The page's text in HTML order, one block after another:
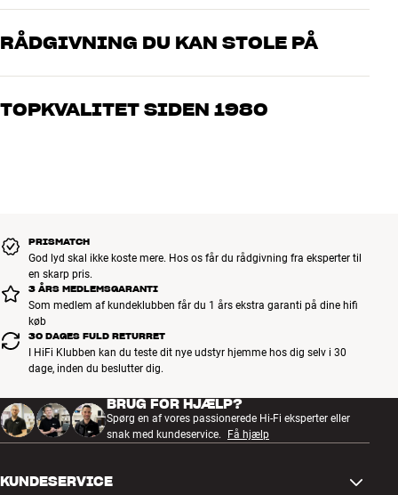
Opladerstand + 1 meter kabel + USB lader
Blister pakket
Kompakt design
RÅDGIVNING DU KAN STOLE PÅ
Vores medarbejdere er ægte entusiaster, som kender produkterne
os, hvad du drømmer om – så finder vi den løsning, der passer
TOPKVALITET SIDEN 1980
PRISMATCH
God lyd skal ikke koste mere. Hos os får du rådgivning fra eksperter til
en skarp pris.
3 ÅRS MEDLEMSGARANTI
Som medlem af kundeklubben får du 1 års ekstra garanti på dine hifi
køb
30 DAGES FULD RETURRET
I HiFi Klubben kan du teste dit nye udstyr hjemme hos dig selv i 30
dage, inden du beslutter dig.
BRUG FOR HJÆLP?
Spørg en af vores passionerede Hi-Fi eksperter eller
snak med kundeservice.
Få hjælp
KUNDESERVICE